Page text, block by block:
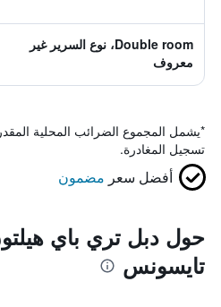
Double room، نوع السرير غير
معروف
*يشمل المجموع الضرائب المحلية
تسجيل المغادرة.
أفضل سعر مضمون
حول دبل تري باي
تايسونس